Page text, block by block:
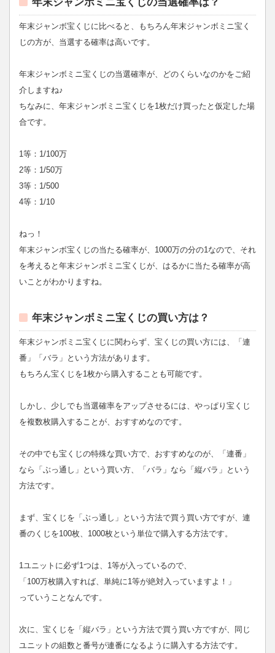
年末ジャンボ宝くじに比べると、もちろん年末ジャンボミニ宝く
じの方が、当選する確率は高いです。
年末ジャンボミニ宝くじの当選確率が、どのくらいなのかをご紹
介しますね♪
ちなみに、年末ジャンボミニ宝くじを1枚だけ買ったと仮定した場
合です。
1等：1/100万
2等：1/50万
3等：1/500
4等：1/10
ねっ！
年末ジャンボ宝くじの当たる確率が、1000万の分の1なので、それ
を考えると年末ジャンボミニ宝くじが、はるかに当たる確率が高
いことがわかりますね。
年末ジャンボミニ宝くじの買い方は？
年末ジャンボミニ宝くじに関わらず、宝くじの買い方には、「連
番」「バラ」という方法があります。
もちろん宝くじを1枚から購入することも可能です。
しかし、少しでも当選確率をアップさせるには、やっぱり宝くじ
を複数枚購入することが、おすすめなのです。
その中でも宝くじの特殊な買い方で、おすすめなのが、「連番」
なら「ぶっ通し」という買い方、「バラ」なら「縦バラ」という
方法です。
まず、宝くじを「ぶっ通し」という方法で買う買い方ですが、連
番のくじを100枚、1000枚という単位で購入する方法です。
1ユニットに必ず1つは、1等が入っているので、
「100万枚購入すれば、単純に1等が絶対入っていますよ！」
っていうことなんです。
次に、宝くじを「縦バラ」という方法で買う買い方ですが、同じ
ユニットの組数と番号が連番になるように購入する方法です。